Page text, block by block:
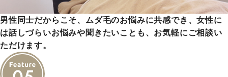
男性同士だからこそ、ムダ毛のお悩みに共感でき、女性に
は話しづらいお悩みや聞きたいことも、お気軽にご相談い
ただけます。